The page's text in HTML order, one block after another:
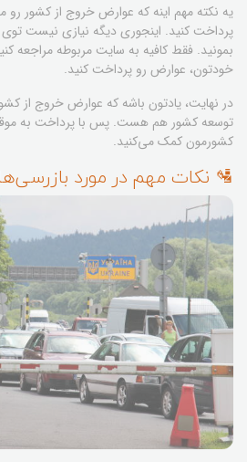
یه نکته مهم اینه که عوارض خروج از کشور
پرداخت کنید. اینجوری دیگه نیازی نیست
بمونید. فقط کافیه به سایت مربوطه مراجعه
خودتون، عوارض رو پرداخت کنید.
در نهایت، یادتون باشه که عوارض خروج از
توسعه کشور هم هست. پس با پرداخت به موقع
کشورمون کمک می‌کنید.
🛂 نکات مهم در مورد